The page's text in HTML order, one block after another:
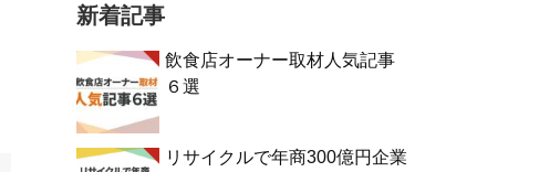
新着記事
飲食店オーナー取材人気記事
６選
リサイクルで年商300億円企業